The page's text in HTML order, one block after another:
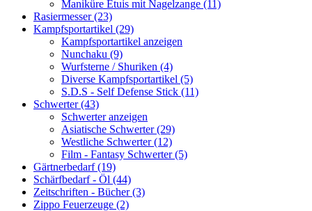
Maniküre Etuis mit Nagelzange (11)
Rasiermesser (23)
Kampfsportartikel (29)
Kampfsportartikel anzeigen
Nunchaku (9)
Wurfsterne / Shuriken (4)
Diverse Kampfsportartikel (5)
S.D.S - Self Defense Stick (11)
Schwerter (43)
Schwerter anzeigen
Asiatische Schwerter (29)
Westliche Schwerter (12)
Film - Fantasy Schwerter (5)
Gärtnerbedarf (19)
Schärfbedarf - Öl (44)
Zeitschriften - Bücher (3)
Zippo Feuerzeuge (2)